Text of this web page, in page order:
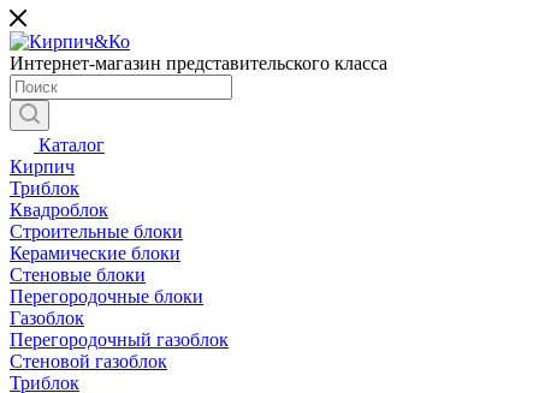
Интернет-магазин представительского класса
Каталог
Кирпич
Триблок
Квадроблок
Строительные блоки
Керамические блоки
Стеновые блоки
Перегородочные блоки
Газоблок
Перегородочный газоблок
Стеновой газоблок
Триблок